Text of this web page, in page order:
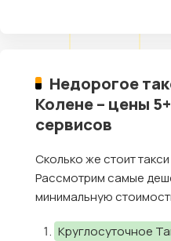
Недорогое
Колене – цены
сервисов
Сколько же стоит
Рассмотрим самые
минимальную
Круглосуточное